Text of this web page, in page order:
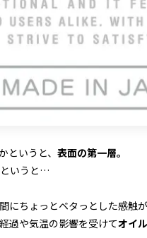
いうと、 表面の第一層。
いうと…
にちょっとベタっとした感触が
過や気温の影響を受けてオイ